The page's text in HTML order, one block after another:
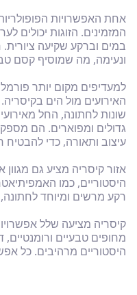
אחת האפשרויות
המזמינים. הזוגות יכולים
במים וברקע שקיעה ציורית.
ונעימה, מה שמוסיף קסם
למעדיפים מקום יותר
האירועים מול הים
שונות לחתונה, החל
גדולים ומפוארים. הם
עיצוב ותאורה, כדי להבטיח
אזור קיסריה מציע גם
היסטוריים, כמו
רקע מרשים ומיוחד
קיסריה מציעה שלל
מחופים טבעיים ורומנטיים,
היסטוריים מרהיבים. כל